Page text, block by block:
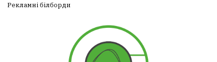
Рекламні білборди